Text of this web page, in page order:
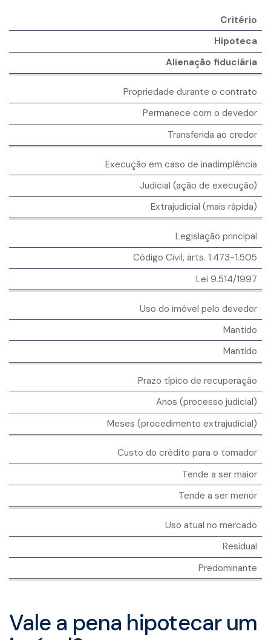
Critério
Hipoteca
Alienação fiduciária
Propriedade durante o contrato
Permanece com o devedor
Transferida ao credor
Execução em caso de inadimplência
Judicial (ação de execução)
Extrajudicial (mais rápida)
Legislação principal
Código Civil, arts. 1.473-1.505
Lei 9.514/1997
Uso do imóvel pelo devedor
Mantido
Mantido
Prazo típico de recuperação
Anos (processo judicial)
Meses (procedimento extrajudicial)
Custo do crédito para o tomador
Tende a ser maior
Tende a ser menor
Uso atual no mercado
Residual
Predominante
Vale a pena hipotecar um